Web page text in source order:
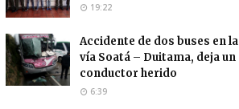
19:22
Accidente de dos buses en la
vía Soatá – Duitama, deja un
conductor herido
6:39